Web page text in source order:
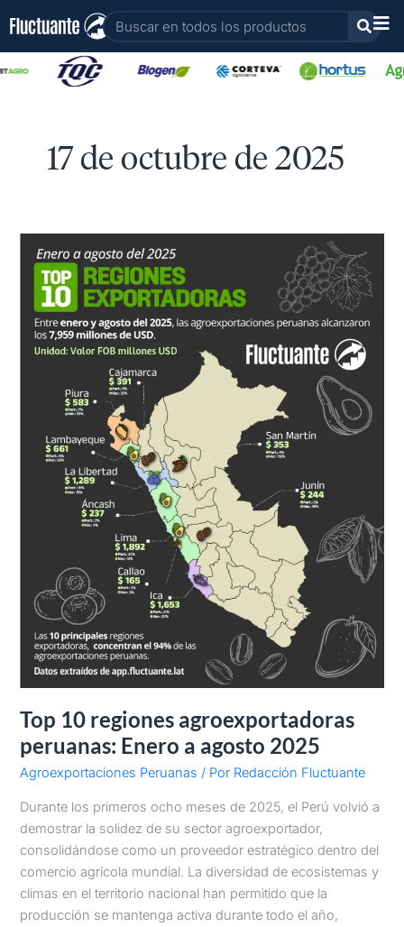
contenido
Buscar
17 de octubre de 2025
Top 10 regiones agroexportadoras
peruanas: Enero a agosto 2025
Agroexportaciones Peruanas / Por Redacción Fluctuante
Durante los primeros ocho meses de 2025, el Perú volvió a
demostrar la solidez de su sector agroexportador,
consolidándose como un proveedor estratégico dentro del
comercio agrícola mundial. La diversidad de ecosistemas y
climas en el territorio nacional han permitido que la
producción se mantenga activa durante todo el año,
regiones
agroexportadoras
peruanas:
Enero